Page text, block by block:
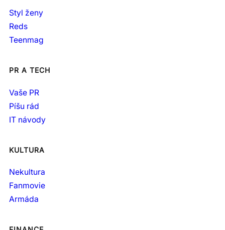
Styl ženy
Reds
Teenmag
PR A TECH
Vaše PR
Píšu rád
IT návody
KULTURA
Nekultura
Fanmovie
Armáda